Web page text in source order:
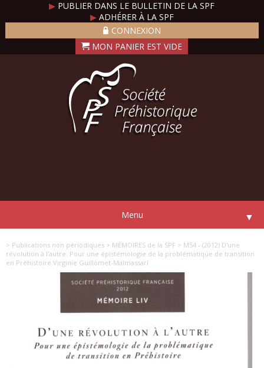
▶ PUBLIER DANS LE BULLETIN DE LA SPF
▶ADHÉRER À LA SPF
CONNEXION
Menu ▼
> Publications non périodiques > MÉMOIRES de la SPF > M54 - (2012) D'une
révolution à l'autre. Pour une épistémologie de la problématique de transition
en Préhistoire Virginie Guillomet-Malmassari